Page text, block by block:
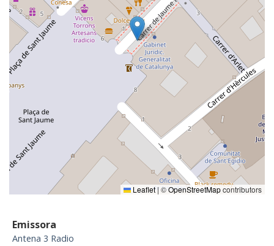
Leaflet|©OpenStreetMapcontributors
Emissora
Antena 3 Radio